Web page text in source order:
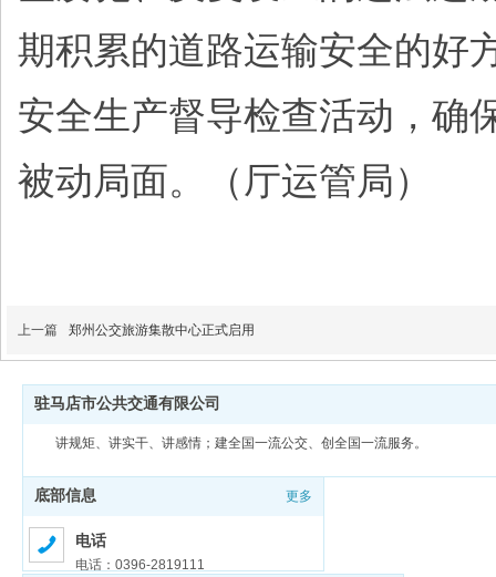
期积累的道路运输安全的好
安全生产督导检查活动，确
被动局面。（厅运管局）
上一篇 郑州公交旅游集散中心正式启用
驻马店市公共交通有限公司
讲规矩、讲实干、讲感情；建全国一流公交、创全国一流服务。
底部信息 更多
电话
电话：0396-2819111